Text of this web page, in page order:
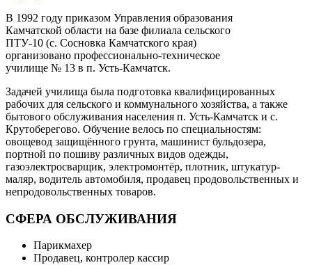
В 1992 году приказом Управления образования
Камчатской области на базе филиала сельского
ПТУ-10 (с. Сосновка Камчатского края)
организовано профессионально-техническое
училище № 13 в п. Усть-Камчатск.
Задачей училища была подготовка квалифицированных
рабочих для сельского и коммунального хозяйства, а также
бытового обслуживания населения п. Усть-Камчатск и с.
Крутоберегово. Обучение велось по специальностям:
овощевод защищённого грунта, машинист бульдозера,
портной по пошиву различных видов одежды,
газоэлектросварщик, электромонтёр, плотник, штукатур-
маляр, водитель автомобиля, продавец продовольственных и
непродовольственных товаров.
СФЕРА ОБСЛУЖИВАНИЯ
Парикмахер
Продавец, контролер кассир